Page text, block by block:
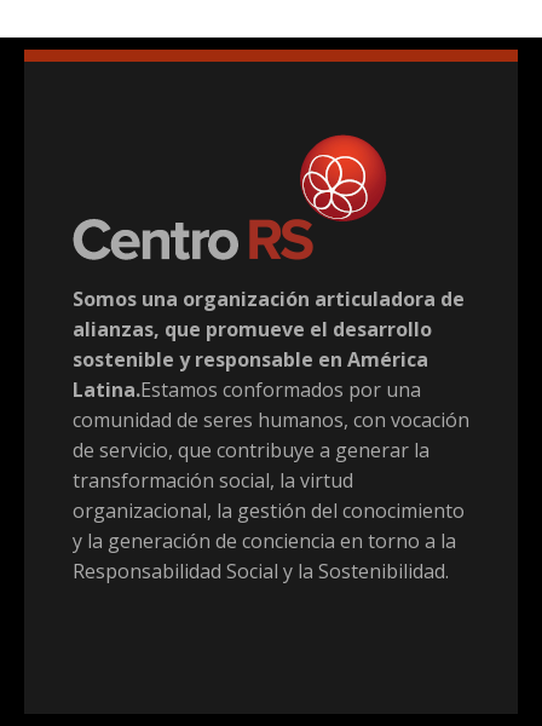
Somos una organización articuladora de
alianzas, que promueve el desarrollo
sostenible y responsable en América
Latina.Estamos conformados por una
comunidad de seres humanos, con vocación
de servicio, que contribuye a generar la
transformación social, la virtud
organizacional, la gestión del conocimiento
y la generación de conciencia en torno a la
Responsabilidad Social y la Sostenibilidad.